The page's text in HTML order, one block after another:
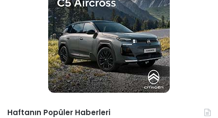
Haftanın Popüler Haberleri